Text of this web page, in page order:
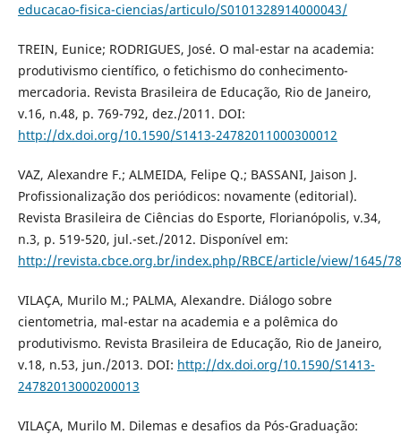
educacao-fisica-ciencias/articulo/S0101328914000043/
TREIN, Eunice; RODRIGUES, José. O mal-estar na academia:
produtivismo científico, o fetichismo do conhecimento-
mercadoria. Revista Brasileira de Educação, Rio de Janeiro,
v.16, n.48, p. 769-792, dez./2011. DOI:
http://dx.doi.org/10.1590/S1413-24782011000300012
VAZ, Alexandre F.; ALMEIDA, Felipe Q.; BASSANI, Jaison J.
Profissionalização dos periódicos: novamente (editorial).
Revista Brasileira de Ciências do Esporte, Florianópolis, v.34,
n.3, p. 519-520, jul.-set./2012. Disponível em:
http://revista.cbce.org.br/index.php/RBCE/article/view/1645/
VILAÇA, Murilo M.; PALMA, Alexandre. Diálogo sobre
cientometria, mal-estar na academia e a polêmica do
produtivismo. Revista Brasileira de Educação, Rio de Janeiro,
v.18, n.53, jun./2013. DOI: http://dx.doi.org/10.1590/S1413-
24782013000200013
VILAÇA, Murilo M. Dilemas e desafios da Pós-Graduação: